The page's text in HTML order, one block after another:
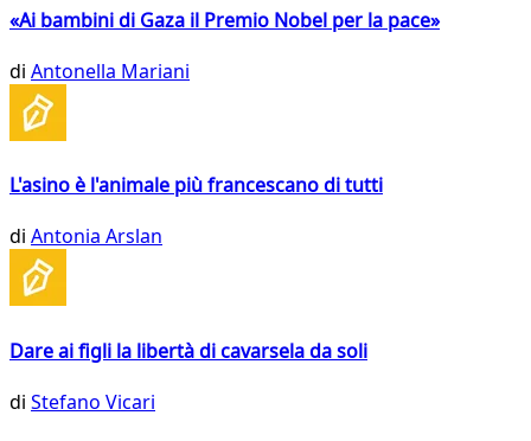
«Ai bambini di Gaza il Premio Nobel per la pace»
di Antonella Mariani
L'asino è l'animale più francescano di tutti
di Antonia Arslan
Dare ai figli la libertà di cavarsela da soli
di Stefano Vicari